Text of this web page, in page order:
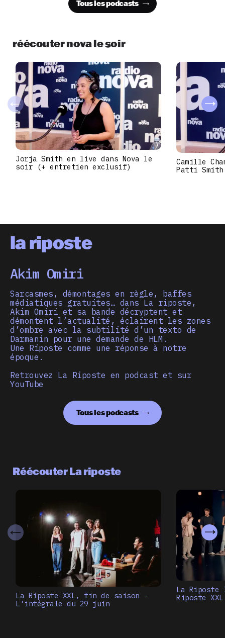
Tous les podcasts
réécouter nova le soir
Jorja Smith en live dans Nova le
soir (+ entretien exclusif)
Camille
Patti Smith,
la riposte
Akim Omiri
Sarcasmes, démontages en règle, baffes
médiatiques gratuites… dans La riposte,
Akim Omiri et sa bande décryptent et
démontent l’actualité, éclairent les zones
d’ombre avec la subtilité d’un texto de
Darmanin pour une demande de HLM.
Une Riposte comme une réponse à notre
époque.
Retrouvez La Riposte en podcast et sur
YouTube
Tous les podcasts
Réécouter La riposte
La Riposte XXL, fin de saison -
L'intégrale du 29 juin
La Riposte
Riposte